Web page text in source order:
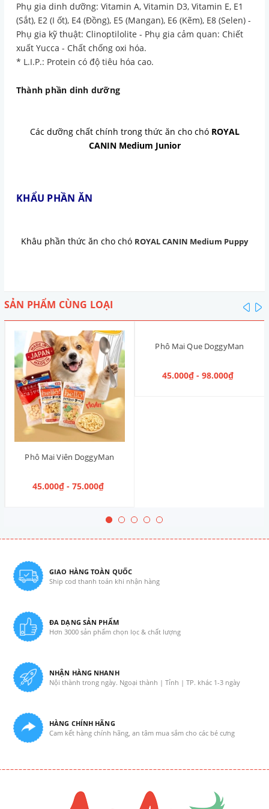
Phụ gia dinh dưỡng: Vitamin A, Vitamin D3, Vitamin E, E1
(Sắt), E2 (I ốt), E4 (Đồng), E5 (Mangan), E6 (Kẽm), E8 (Selen) -
Phụ gia kỹ thuật: Clinoptilolite - Phụ gia cảm quan: Chiết
xuất Yucca - Chất chống oxi hóa.
* L.I.P.: Protein có độ tiêu hóa cao.
Thành phần dinh dưỡng
Các dưỡng chất chính trong thức ăn cho chó ROYAL
CANIN Medium Junior
KHẨU PHẦN ĂN
Khâu phần thức ăn cho chó ROYAL CANIN Medium Puppy
SẢN PHẨM CÙNG LOẠI
Phô Mai Viên DoggyMan
45.000₫ - 75.000₫
Phô Mai Que DoggyMan
45.000₫ - 98.000₫
GIAO HÀNG TOÀN QUỐC
Ship cod thanh toán khi nhận hàng
ĐA DẠNG SẢN PHẨM
Hơn 3000 sản phẩm chọn lọc & chất lượng
NHẬN HÀNG NHANH
Nội thành trong ngày. Ngoại thành | Tỉnh | TP. khác 1-3 ngày
HÀNG CHÍNH HÃNG
Cam kết hàng chính hãng, an tâm mua sắm cho các bé cưng